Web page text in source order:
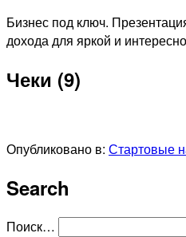
Перейти
к
Бизнес под ключ.
дохода для яркой и
Чеки (9)
Опубликовано в: Стартовые
Search
Поиск…